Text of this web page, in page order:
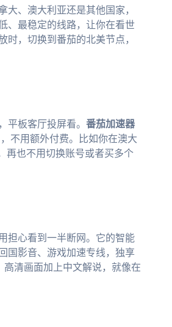
大、澳大利亚还是其他国家，
、最稳定的线路，让你在看世
，切换到番茄的北美节点，
板客厅投屏看。 番茄加速器
不用额外付费。比如你在澳大
再也不用切换账号或者买多个
担心看到一半断网。它的智能
国影音、游戏加速专线，独享
高清画面加上中文解说，就像在